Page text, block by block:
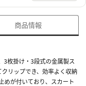
商品情報
3枚掛け・3段式の金属製ス
リップでき、効率よく収納
めが付いており、スカート